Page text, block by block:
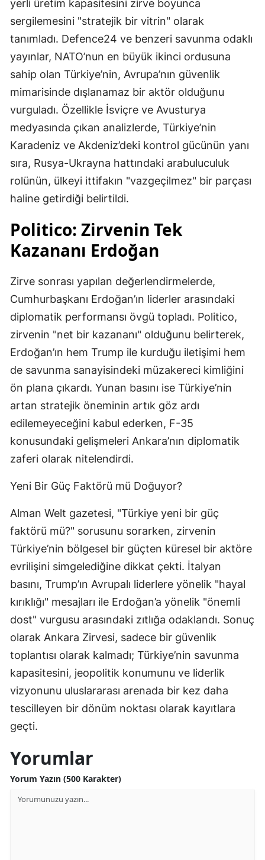
yerli üretim kapasitesini zirve boyunca
sergilemesini "stratejik bir vitrin" olarak
tanımladı. Defence24 ve benzeri savunma odaklı
yayınlar, NATO’nun en büyük ikinci ordusuna
sahip olan Türkiye’nin, Avrupa’nın güvenlik
mimarisinde dışlanamaz bir aktör olduğunu
vurguladı. Özellikle İsviçre ve Avusturya
medyasında çıkan analizlerde, Türkiye’nin
Karadeniz ve Akdeniz’deki kontrol gücünün yanı
sıra, Rusya-Ukrayna hattındaki arabuluculuk
rolünün, ülkeyi ittifakın "vazgeçilmez" bir parçası
haline getirdiği belirtildi.
Politico: Zirvenin Tek
Kazananı Erdoğan
Zirve sonrası yapılan değerlendirmelerde,
Cumhurbaşkanı Erdoğan’ın liderler arasındaki
diplomatik performansı övgü topladı. Politico,
zirvenin "net bir kazananı" olduğunu belirterek,
Erdoğan’ın hem Trump ile kurduğu iletişimi hem
de savunma sanayisindeki müzakereci kimliğini
ön plana çıkardı. Yunan basını ise Türkiye’nin
artan stratejik öneminin artık göz ardı
edilemeyeceğini kabul ederken, F-35
konusundaki gelişmeleri Ankara’nın diplomatik
zaferi olarak nitelendirdi.
Yeni Bir Güç Faktörü mü Doğuyor?
Alman Welt gazetesi, "Türkiye yeni bir güç
faktörü mü?" sorusunu sorarken, zirvenin
Türkiye’nin bölgesel bir güçten küresel bir aktöre
evrilişini simgelediğine dikkat çekti. İtalyan
basını, Trump’ın Avrupalı liderlere yönelik "hayal
kırıklığı" mesajları ile Erdoğan’a yönelik "önemli
dost" vurgusu arasındaki zıtlığa odaklandı. Sonuç
olarak Ankara Zirvesi, sadece bir güvenlik
toplantısı olarak kalmadı; Türkiye’nin savunma
kapasitesini, jeopolitik konumunu ve liderlik
vizyonunu uluslararası arenada bir kez daha
tescilleyen bir dönüm noktası olarak kayıtlara
geçti.
Yorumlar
Yorum Yazın (500 Karakter)